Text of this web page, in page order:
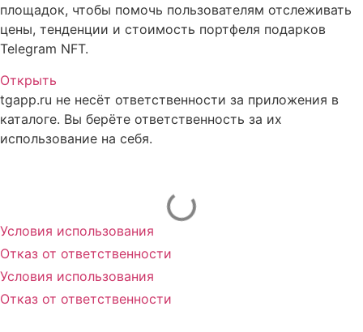
площадок, чтобы помочь пользователям отслеживать
цены, тенденции и стоимость портфеля подарков
Telegram NFT.
Открыть
tgapp.ru не несёт ответственности за приложения в
каталоге. Вы берёте ответственность за их
использование на себя.
Условия использования
Отказ от ответственности
Условия использования
Отказ от ответственности